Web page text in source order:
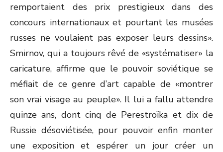
remportaient des prix prestigieux dans des
concours internationaux et pourtant les musées
russes ne voulaient pas exposer leurs dessins».
Smirnov, qui a toujours rêvé de «systématiser» la
caricature, affirme que le pouvoir soviétique se
méfiait de ce genre d’art capable de «montrer
son vrai visage au peuple». Il lui a fallu attendre
quinze ans, dont cinq de Perestroïka et dix de
Russie désoviétisée, pour pouvoir enfin monter
une exposition et espérer un jour créer un